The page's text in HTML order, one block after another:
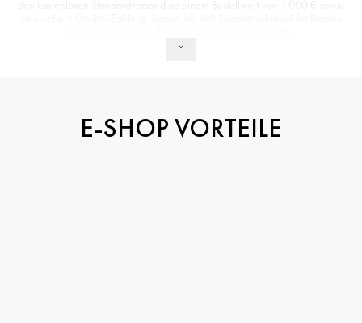
E-SHOP VORTEILE